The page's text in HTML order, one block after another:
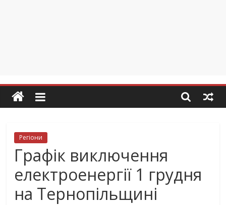
Регіони
Графік виключення
електроенергії 1 грудня
на Тернопільщині